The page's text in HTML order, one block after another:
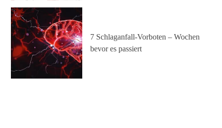
7 Schlaganfall-Vorboten – Wochen
bevor es passiert